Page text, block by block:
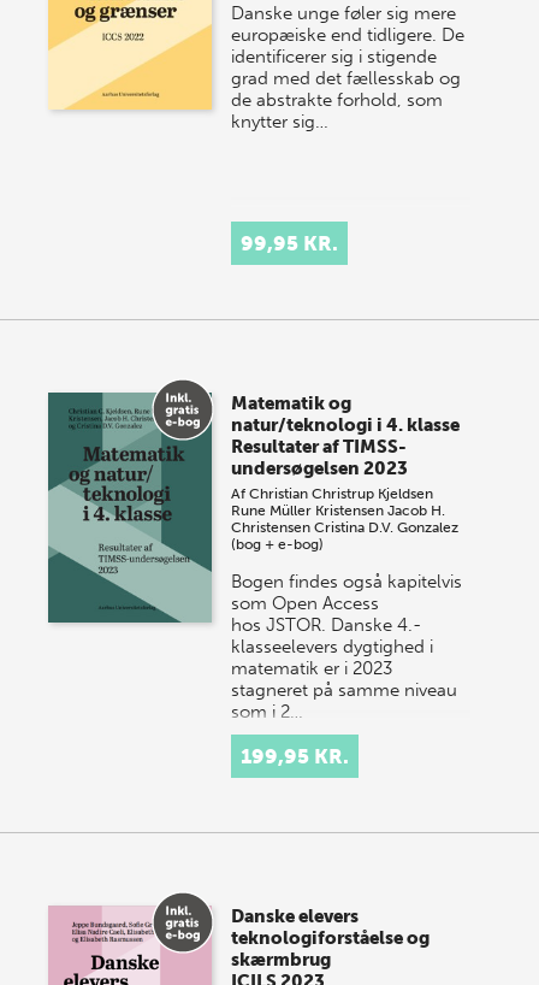
Danske unge føler sig mere
europæiske end tidligere. De
identificerer sig i stigende
grad med det fællesskab og
de abstrakte forhold, som
knytter sig…
99,95 KR.
Matematik og
natur/teknologi i 4. klasse
Resultater af TIMSS-
undersøgelsen 2023
AfChristian Christrup Kjeldsen
Rune Müller Kristensen Jacob H.
Christensen Cristina D.V. Gonzalez
(bog + e-bog)
Bogen findes også kapitelvis
som Open Access
hos JSTOR. Danske 4.-
klasseelevers dygtighed i
matematik er i 2023
stagneret på samme niveau
som i 2…
199,95 KR.
Danske elevers
teknologiforståelse og
skærmbrug